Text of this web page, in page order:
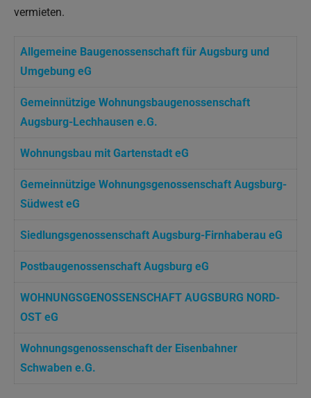
vermieten.
Allgemeine Baugenossenschaft für Augsburg und
Umgebung eG
Gemeinnützige Wohnungsbaugenossenschaft
Augsburg-Lechhausen e.G.
Wohnungsbau mit Gartenstadt eG
Gemeinnützige Wohnungsgenossenschaft Augsburg-
Südwest eG
Siedlungsgenossenschaft Augsburg-Firnhaberau eG
Postbaugenossenschaft Augsburg eG
WOHNUNGSGENOSSENSCHAFT AUGSBURG NORD-
OST eG
Wohnungsgenossenschaft der Eisenbahner
Schwaben e.G.